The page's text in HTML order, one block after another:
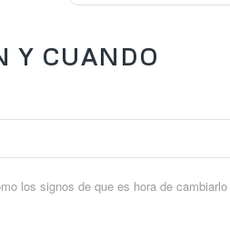
CUANDO
los signos de que es hora de